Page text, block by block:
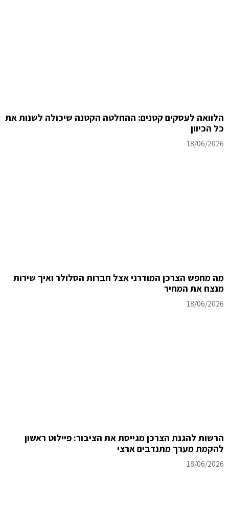
הלוואה לעסקים קטנים: ההחלטה הקטנה שיכולה לשנות את
כל הכיוון
18/06/2026
מה מחפש הצרכן המודרני אצל חברות הסלולר ואיך שירות
מנצח את המחיר
18/06/2026
הרשות להגנת הצרכן מגייסת את הציבור: פיילוט ראשון
להקמת מערך מתנדבים ארצי
18/06/2026